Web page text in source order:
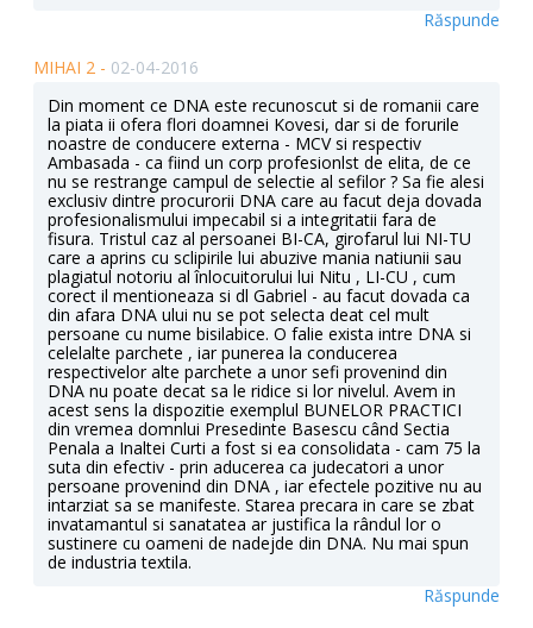
Răspunde
MIHAI 2 - 02-04-2016
Din moment ce DNA este recunoscut si de romanii care
la piata ii ofera flori doamnei Kovesi, dar si de forurile
noastre de conducere externa - MCV si respectiv
Ambasada - ca fiind un corp profesionlst de elita, de ce
nu se restrange campul de selectie al sefilor ? Sa fie alesi
exclusiv dintre procurorii DNA care au facut deja dovada
profesionalismului impecabil si a integritatii fara de
fisura. Tristul caz al persoanei BI-CA, girofarul lui NI-TU
care a aprins cu sclipirile lui abuzive mania natiunii sau
plagiatul notoriu al înlocuitorului lui Nitu , LI-CU , cum
corect il mentioneaza si dl Gabriel - au facut dovada ca
din afara DNA ului nu se pot selecta deat cel mult
persoane cu nume bisilabice. O falie exista intre DNA si
celelalte parchete , iar punerea la conducerea
respectivelor alte parchete a unor sefi provenind din
DNA nu poate decat sa le ridice si lor nivelul. Avem in
acest sens la dispozitie exemplul BUNELOR PRACTICI
din vremea domnlui Presedinte Basescu când Sectia
Penala a Inaltei Curti a fost si ea consolidata - cam 75 la
suta din efectiv - prin aducerea ca judecatori a unor
persoane provenind din DNA , iar efectele pozitive nu au
intarziat sa se manifeste. Starea precara in care se zbat
invatamantul si sanatatea ar justifica la rândul lor o
sustinere cu oameni de nadejde din DNA. Nu mai spun
de industria textila.
Răspunde